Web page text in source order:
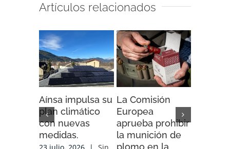
Artículos relacionados
Aínsa impulsa su
plan climático
con nuevas
medidas.
La Comisión
Europea
aprueba prohibir
la munición de
plomo en la